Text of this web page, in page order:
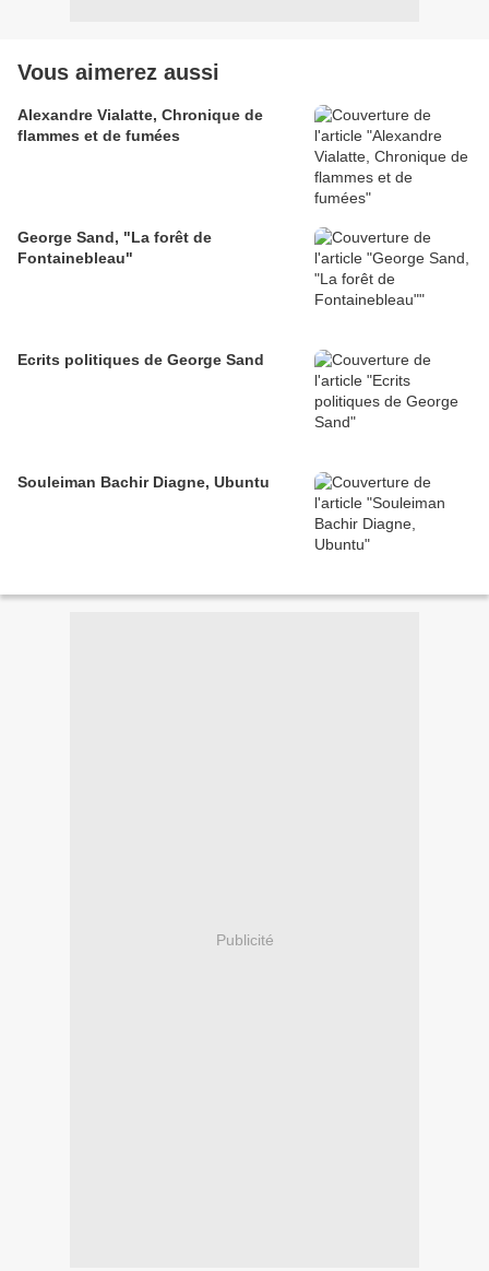
Vous aimerez aussi
Alexandre Vialatte, Chronique de
flammes et de fumées
George Sand, "La forêt de
Fontainebleau"
Ecrits politiques de George Sand
Souleiman Bachir Diagne, Ubuntu
Publicité